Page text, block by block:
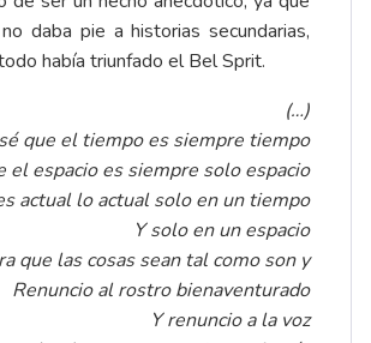
daba pie a historias secundarias,
había triunfado el Bel Sprit.
(…)
que el tiempo es siempre tiempo
el espacio es siempre solo espacio
actual lo actual solo en un tiempo
Y solo en un espacio
que las cosas sean tal como son y
Renuncio al rostro bienaventurado
Y renuncio a la voz